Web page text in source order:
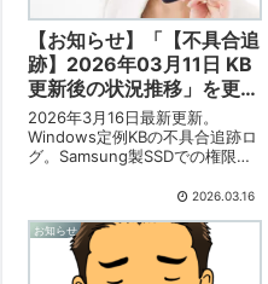
【お知らせ】「【不具合追
跡】2026年03月11日 KB
更新後の状況推移」を更新
しました【2026/03/16】
2026年3月16日最新更新。
Windows定例KBの不具合追跡ロ
グ。Samsung製SSDでの権限消
地的エラーの機序を、SID/ACLの
底考察。旧世代機の重鈍化を救
う「メモリ増設」の提言など、
実機検証に基づく自衛策を詳
2026.03.16
お知らせ